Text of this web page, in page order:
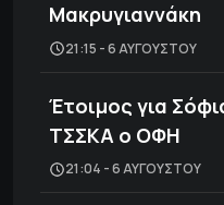
Μακρυγιαννάκη
21:15 - 6 ΑΥΓΟΎΣΤΟΥ
Έτοιμος για
ΤΣΣΚΑ ο ΟΦΗ
21:04 - 6 ΑΥΓΟΎΣΤΟΥ